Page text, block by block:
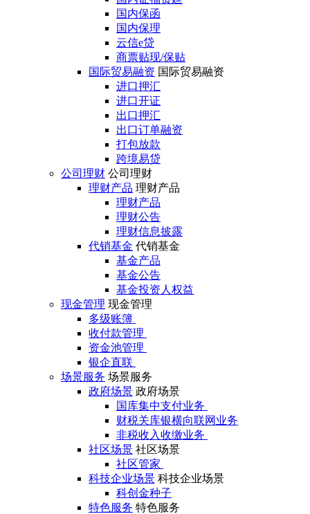
国内保函
国内保理
云信e贷
商票贴现/保贴
国际贸易融资 国际贸易融资
进口押汇
进口开证
出口押汇
出口订单融资
打包放款
跨境易贷
公司理财 公司理财
理财产品 理财产品
理财产品
理财公告
理财信息披露
代销基金 代销基金
基金产品
基金公告
基金投资人权益
现金管理 现金管理
多级账簿
收付款管理
资金池管理
银企直联
场景服务 场景服务
政府场景 政府场景
国库集中支付业务
财税关库银横向联网业务
非税收入收缴业务
社区场景 社区场景
社区管家
科技企业场景 科技企业场景
科创金种子
特色服务 特色服务